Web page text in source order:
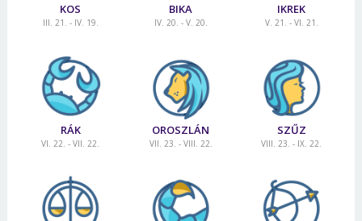
KOS
III. 21. - IV. 19.
BIKA
IV. 20. - V. 20.
IKREK
V. 21. - VI. 21.
RÁK
VI. 22. - VII. 22.
OROSZLÁN
VII. 23. - VIII. 22.
SZŰZ
VIII. 23. - IX. 22.